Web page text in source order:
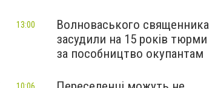
Волноваського священника
засудили на 15 років тюрми
за пособництво окупантам
13:00